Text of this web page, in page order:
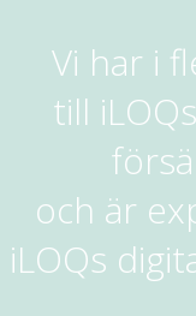
Vi har i
till
och är
iLOQs